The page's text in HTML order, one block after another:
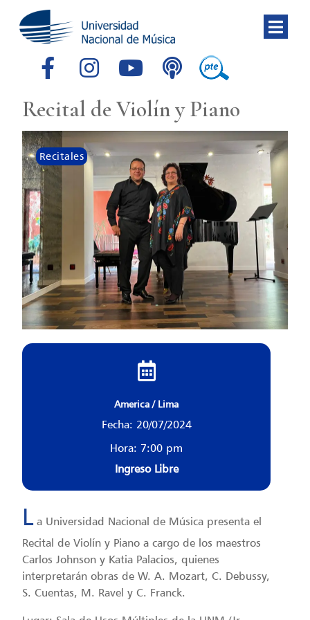
Recital de Violín y Piano
Recitales
America / Lima
Fecha: 20/07/2024
Hora: 7:00 pm
Ingreso Libre
L a Universidad Nacional de Música presenta el
Recital de Violín y Piano a cargo de los maestros
Carlos Johnson y Katia Palacios, quienes
interpretarán obras de W. A. Mozart, C. Debussy,
S. Cuentas, M. Ravel y C. Franck.